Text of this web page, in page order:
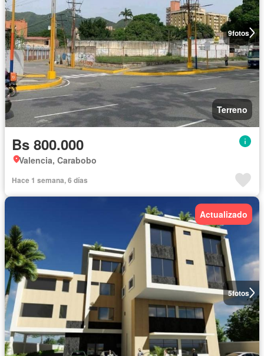
9fotos
Terreno
Bs 800.000
Valencia, Carabobo
Hace 1 semana, 6 días
5fotos
Actualizado